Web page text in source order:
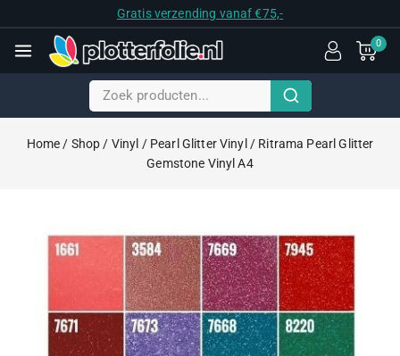
Gratis verzending vanaf €75,-
0
Home / Shop / Vinyl / Pearl Glitter Vinyl / Ritrama Pearl Glitter
Gemstone Vinyl A4